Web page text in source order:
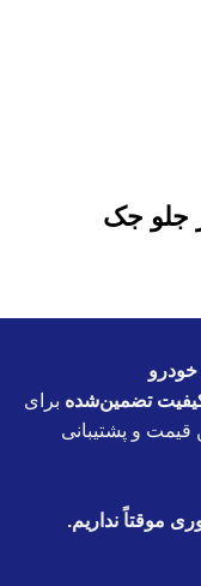
جلو جک
کیفیت تضمین‌شده برای
قیمت و پشتیبانی
موقتاً نداریم.